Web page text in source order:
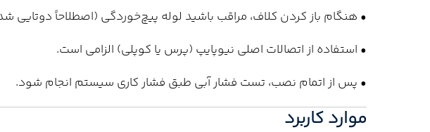
• هنگام باز کردن کلاف، مراقب باشید لوله پیچ‌خوردگی (اصطلاحاً دوتایی
• استفاده از اتصالات اصلی نیوپایپ (پرس یا کوپلی) الزامی است.
• پس از اتمام نصب، تست فشار آبی طبق فشار کاری سیستم انجام شود.
موارد کاربرد